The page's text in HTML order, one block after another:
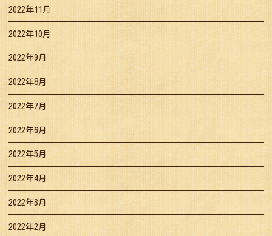
2022年11月
2022年10月
2022年9月
2022年8月
2022年7月
2022年6月
2022年5月
2022年4月
2022年3月
2022年2月